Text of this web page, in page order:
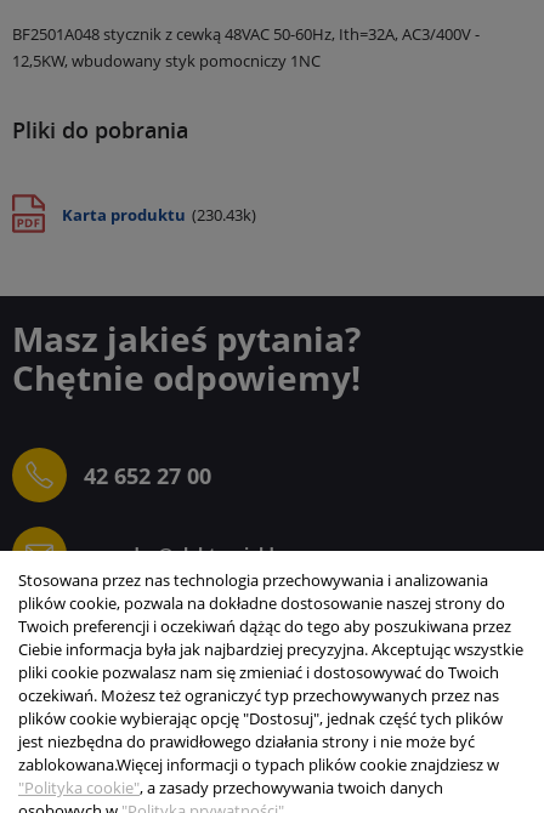
BF2501A048 stycznik z cewką 48VAC 50-60Hz, Ith=32A, AC3/400V -
12,5KW, wbudowany styk pomocniczy 1NC
Pliki do pobrania
Karta produktu (230.43k)
Masz jakieś pytania?
Chętnie odpowiemy!
42 652 27 00
sprzedaz@elektrogielda.com
ELEKTROGIEŁDA SZ.ŻACZKIEWICZ; M.KARLIŃSKI
SP.J.
INFORMACJE
STREFA KLIENTA
Stosowana przez nas technologia przechowywania i analizowania
plików cookie, pozwala na dokładne dostosowanie naszej strony do
Twoich preferencji i oczekiwań dążąc do tego aby poszukiwana przez
Ciebie informacja była jak najbardziej precyzyjna. Akceptując wszystkie
pliki cookie pozwalasz nam się zmieniać i dostosowywać do Twoich
oczekiwań. Możesz też ograniczyć typ przechowywanych przez nas
plików cookie wybierając opcję "Dostosuj", jednak część tych plików
jest niezbędna do prawidłowego działania strony i nie może być
zablokowana.Więcej informacji o typach plików cookie znajdziesz w
"Polityka cookie", a zasady przechowywania twoich danych